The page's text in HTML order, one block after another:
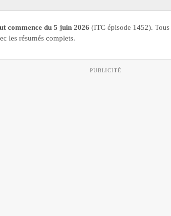
commence du 5 juin 2026 (ITC épisode 1452). Tous
les résumés complets.
PUBLICITÉ